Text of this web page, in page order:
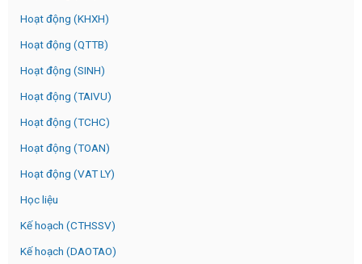
Hoạt động (KHXH)
Hoạt động (QTTB)
Hoạt động (SINH)
Hoạt động (TAIVU)
Hoạt động (TCHC)
Hoạt động (TOAN)
Hoạt động (VAT LY)
Học liệu
Kế hoạch (CTHSSV)
Kế hoạch (DAOTAO)